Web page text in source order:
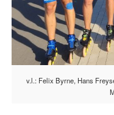
v.l.: Felix Byrne, Hans